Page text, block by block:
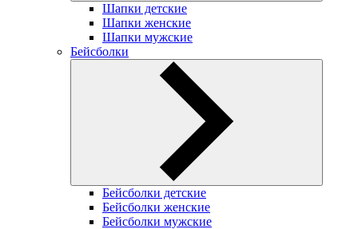
Шапки детские
Шапки женские
Шапки мужские
Бейсболки
Бейсболки детские
Бейсболки женские
Бейсболки мужские